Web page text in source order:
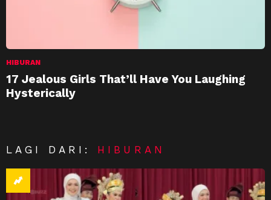
HIBURAN
17 Jealous Girls That’ll Have You Laughing
Hysterically
LAGI DARI: HIBURAN